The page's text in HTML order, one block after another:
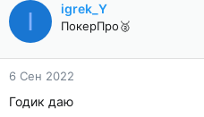
I igrek_Y
ПокерПро🥈
6 Сен 2022
Годик даю